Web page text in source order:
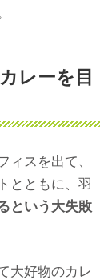
レーを目
ィスを出て、
とともに、羽
という大失敗
大好物のカレ